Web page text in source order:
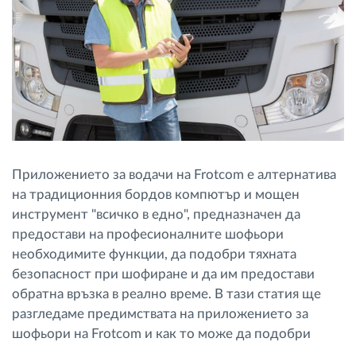
Как отговаряме на нуждите на всяка
флота
Калкулатор за спестявания
Приложението за водачи на Frotcom е алтернатива
на традиционния бордов компютър и мощен
инструмент "всичко в едно", предназначен да
предостави на професионалните шофьори
необходимите функции, да подобри тяхната
безопасност при шофиране и да им предостави
обратна връзка в реално време. В тази статия ще
разгледаме предимствата на приложението за
шофьори на Frotcom и как то може да подобри